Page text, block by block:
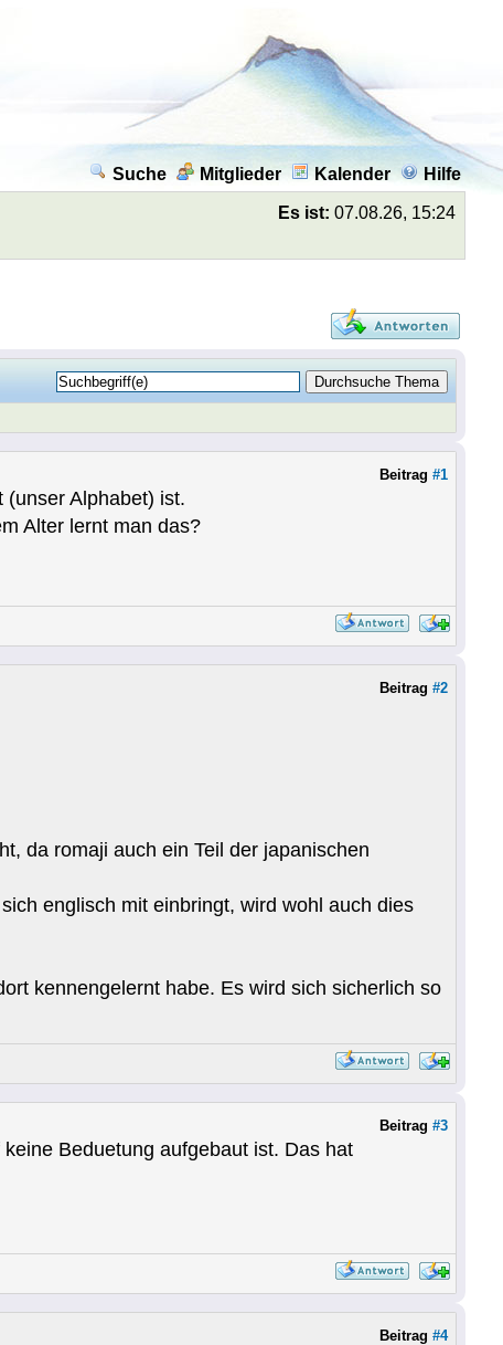
Suche Mitglieder Kalender Hilfe
Es ist: 07.08.26, 15:24
Beitrag #1
Alphabet) ist.
Alter lernt man das?
Beitrag #2
da romaji auch ein Teil der japanischen
englisch mit einbringt, wird wohl auch dies
kennengelernt habe. Es wird sich sicherlich so
Beitrag #3
Beduetung aufgebaut ist. Das hat
Beitrag #4